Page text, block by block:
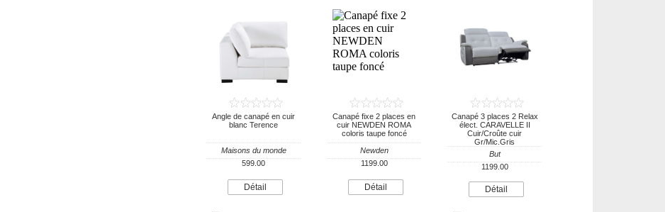
Angle de canapé en cuir
blanc Terence
Maisons du monde
599.00
Détail
Canapé fixe 2 places en
cuir NEWDEN ROMA
coloris taupe foncé
Newden
1199.00
Détail
Canapé 3 places 2 Relax
élect. CARAVELLE II
Cuir/Croûte cuir
Gr/Mic.Gris
But
1199.00
Détail